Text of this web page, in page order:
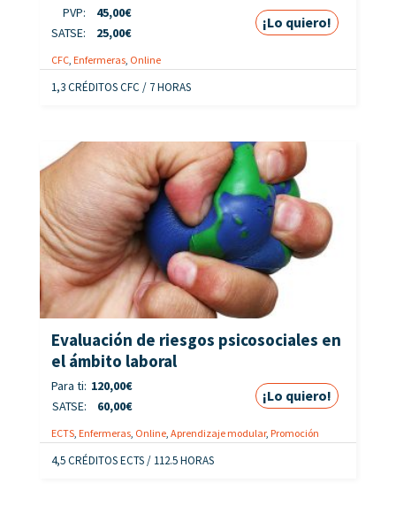
PVP: 45,00€
SATSE:
25,00€
¡Lo quiero!
CFC, Enfermeras, Online
1,3 CRÉDITOS CFC / 7 HORAS
Evaluación de riesgos psicosociales en
el ámbito laboral
Para ti: 120,00€
SATSE:
60,00€
¡Lo quiero!
ECTS, Enfermeras, Online, Aprendizaje modular, Promoción
4,5 CRÉDITOS ECTS / 112.5 HORAS